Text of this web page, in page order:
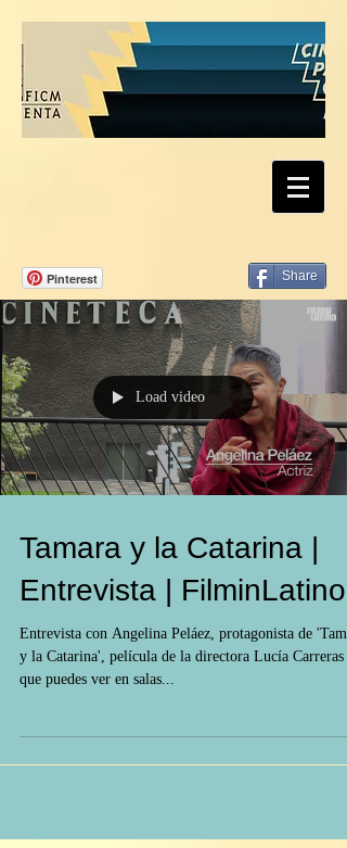
Pinterest Share
Load video
Tamara y la Catarina |
Entrevista | FilminLatino
Entrevista con Angelina Peláez, protagonista de
y la Catarina', película de la directora Lucía Carreras
que puedes ver en salas...